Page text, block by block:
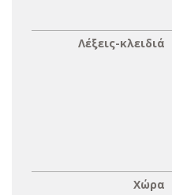
Λέξεις-κλειδιά
Χώρα